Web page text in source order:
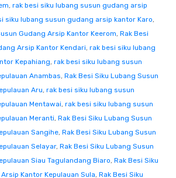
, rak besi siku lubang susun gudang arsip
siku lubang susun gudang arsip kantor Karo,
Gudang Arsip Kantor Keerom, Rak Besi
Arsip Kantor Kendari, rak besi siku lubang
Kepahiang, rak besi siku lubang susun
Anambas, Rak Besi Siku Lubang Susun
Aru, rak besi siku lubang susun
Mentawai, rak besi siku lubang susun
Meranti, Rak Besi Siku Lubang Susun
Sangihe, Rak Besi Siku Lubang Susun
Selayar, Rak Besi Siku Lubang Susun
Siau Tagulandang Biaro, Rak Besi Siku
Kantor Kepulauan Sula, Rak Besi Siku